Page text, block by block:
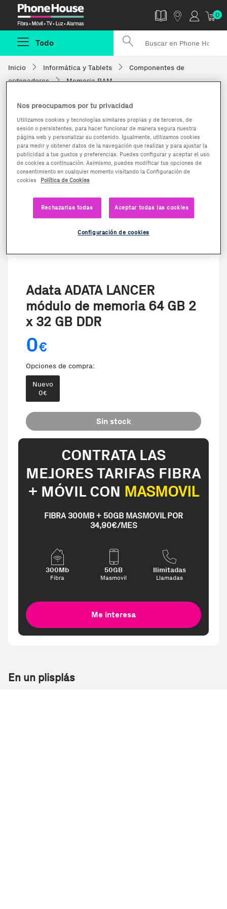
0
Todo
Inicio Informática y Tablets
Componentes de
ordenadores
Memoria RAM
Adata ADATA LANCER
módulo de memoria 64 GB 2
x 32 GB DDR
0€
Opciones de compra:
Nuevo
0€
Sin stock
CONTRATA LAS
MEJORES TARIFAS FIBRA
+ MÓVIL CON MASMOVIL
FIBRA 300MB + 50GB MASMOVIL POR
34,90€/MES
300Mb
Fibra
50GB
Masmovil
Ilimitadas
Llamadas
Me interesa
En un plisplás
Nos preocupamos por tu privacidad
Utilizamos cookies y tecnologías similares propias y de terceros, de
sesión o persistentes, para hacer funcionar de manera segura nuestra
página web y personalizar su contenido. Igualmente, utilizamos cookies
para medir y obtener datos de la navegación que realizas y para ajustar la
publicidad a tus gustos y preferencias. Puedes configurar y aceptar el uso
de cookies a continuación. Asimismo, puedes modificar tus opciones de
consentimiento en cualquier momento visitando la Configuración de
cookies
Política de Cookies
Rechazarlas todas Aceptar todas las cookies
Configuración de cookies